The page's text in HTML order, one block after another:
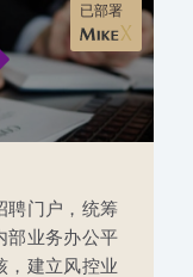
已部署
聘门户，统筹
部业务办公平
，建立风控业